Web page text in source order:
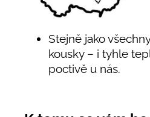
Stejně jako
kousky – i tyhle
poctivě u nás.